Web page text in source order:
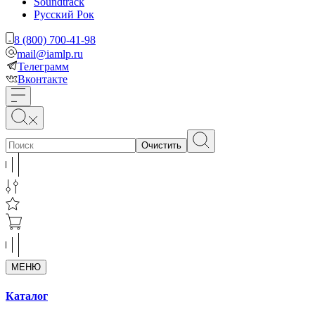
Русский Рок
8 (800) 700-41-98
mail@iamlp.ru
Телеграмм
Вконтакте
Очистить
МЕНЮ
Каталог